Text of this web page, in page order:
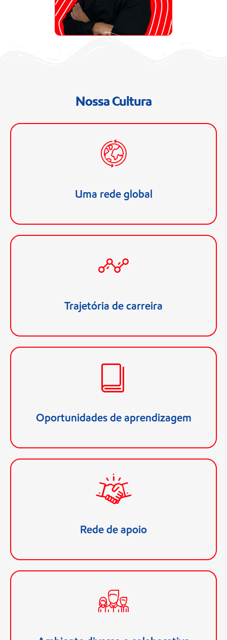
Nossa Cultura
Uma rede global
Contamos com pessoas de diversas origens e
culturas. Com uma forte rede de colegas em todo o
oportunidade de praticar outros idiomas.
Trajetória de carreira
Explore caminhos únicos para desafiar e expandir
tomar iniciativa e ser inovador.
Oportunidades de aprendizagem
Uma variedade de funções de trabalho e acesso a
Rede de apoio
Temos o compromisso de cuidar das nossas
Nossa forte cultura nos define. Temos equipes
dinâmicas e inclusivas, nas quais você poderá
colaborar, inovar e ajudar nos desafios para atingir